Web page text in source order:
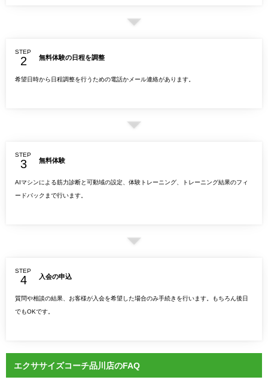
STEP
無料体験の日程を調整
希望日時から日程調整を行うための電話かメール連絡があります。
STEP
無料体験
AIマシンによる筋力診断と可動域の設定、体験トレーニング、トレーニング結果のフィ
ードバックまで行います。
STEP
入会の申込
質問や相談の結果、お客様が入会を希望した場合のみ手続きを行います。もちろん後日
でもOKです。
エクササイズコーチ品川店のFAQ